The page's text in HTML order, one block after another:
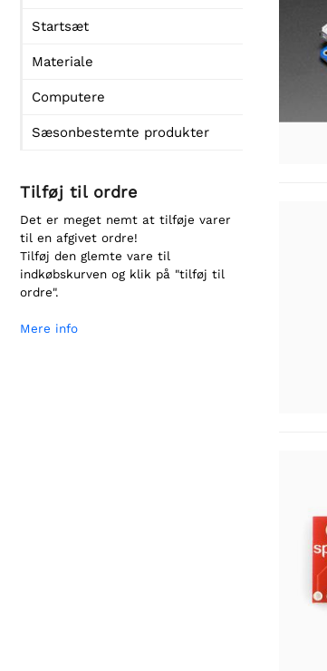
Startsæt
Materiale
Computere
Sæsonbestemte produkter
Tilføj til ordre
Det er meget nemt at tilføje varer
til en afgivet ordre!
Tilføj den glemte vare til
indkøbskurven og klik på "tilføj til
ordre".
Mere info